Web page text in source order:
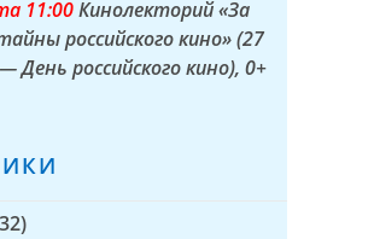
11:00Кинолекторий «За
российского кино» (27
День российского кино), 0+